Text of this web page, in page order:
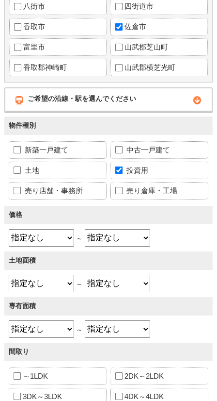
八街市 四街道市
香取市 佐倉市
富里市 山武郡芝山町
香取郡神崎町 山武郡横芝光町
ご希望の沿線・駅を選んでください
物件種別
新築一戸建て 中古一戸建て
土地 投資用
売り店舗・事務所 売り倉庫・工場
価格
～
土地面積
～
専有面積
～
間取り
～1LDK 2DK～2LDK
3DK～3LDK 4DK～4LDK